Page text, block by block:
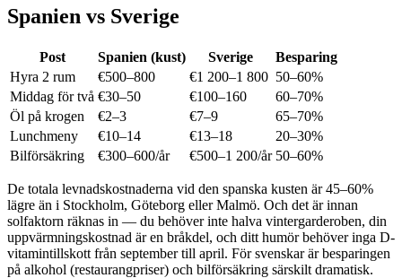
Spanien vs Sverige
Post Spanien (kust) Sverige
Besparing
Hyra 2 rum
€500–800 €1 200–1 800 50–60%
Middag för två €30–50 €100–160
60–70%
Öl på krogen
€2–3 €7–9
65–70%
Lunchmeny
€10–14 €13–18
20–30%
Bilförsäkring
€300–600/år €500–1 200/år 50–60%
De totala levnadskostnaderna vid den spanska kusten är 45–60%
lägre än i Stockholm, Göteborg eller Malmö. Och det är innan
solfaktorn räknas in — du behöver inte halva vintergarderoben, din
uppvärmningskostnad är en bråkdel, och ditt humör behöver inga D-
vitamintillskott från september till april. För svenskar är besparingen
på alkohol (restaurangpriser) och bilförsäkring särskilt dramatisk.